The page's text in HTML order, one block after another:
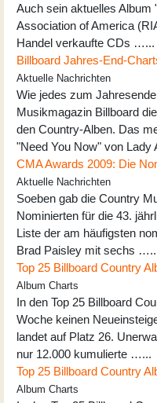
Auch sein aktuelles Album
Association of America
Handel verkaufte CDs …...
Billboard Jahres-End-
Aktuelle Nachrichten
Wie jedes zum
Musikmagazin Billboard
den Country-Alben. Das
"Need You Now" von
CMA Awards 2009: Die
Aktuelle Nachrichten
Soeben gab die Country
Nominierten für die 43.
Liste der am häufigsten
Brad Paisley mit sechs
Top 25 Billboard Country
Album Charts
In den Top 25 Billboard
Woche keinen
landet auf Platz 26.
nur 12.000 kumulierte …...
Top 25 Billboard Country
Album Charts